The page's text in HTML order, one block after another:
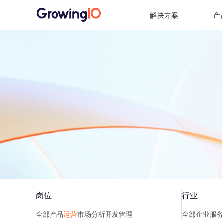
解决方案 产
岗位
全部产品运营市场分析开发管理
行业
全部企业服